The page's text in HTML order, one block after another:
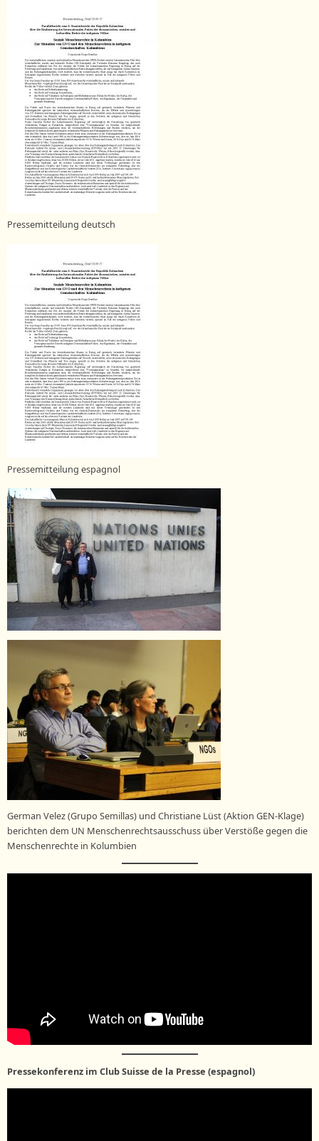
Pressemitteilung deutsch
Pressemitteilung espagnol
German Velez (Grupo Semillas) und Christiane Lüst (Aktion GEN-Klage)
berichten dem UN Menschenrechtsausschuss über Verstöße gegen die
Menschenrechte in Kolumbien
Pressekonferenz im Club Suisse de la Presse (espagnol)